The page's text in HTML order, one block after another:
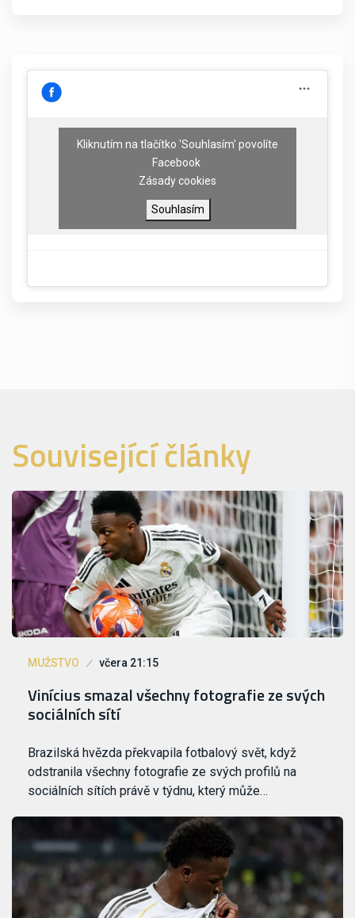
Kliknutím na tlačítko 'Souhlasím' povolíte
Facebook
Zásady cookies
Souhlasím
Související články
MUŽSTVO včera 21:15
Vinícius smazal všechny fotografie ze svých
sociálních sítí
Brazilská hvězda překvapila fotbalový svět, když
odstranila všechny fotografie ze svých profilů na
sociálních sítích právě v týdnu, který může…